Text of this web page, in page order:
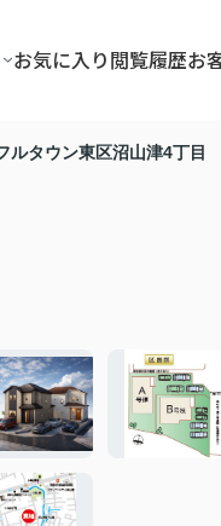
お気に入り閲覧履歴お
ルタウン東区沼山津4丁目